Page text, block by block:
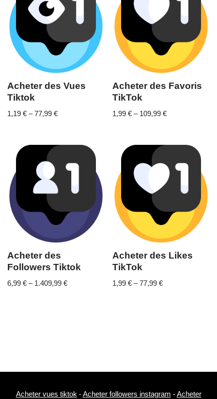
Acheter des Vues
Tiktok
1,19 € –77,99 €
Acheter des Favoris
TikTok
1,99€ – 109,99€
Acheter des
Followers Tiktok
6,99 € – 1.409,99 €
Acheter des Likes
TikTok
1,99€ –77,99€
Acheter vues tiktok -Acheter followers instagram -Acheter